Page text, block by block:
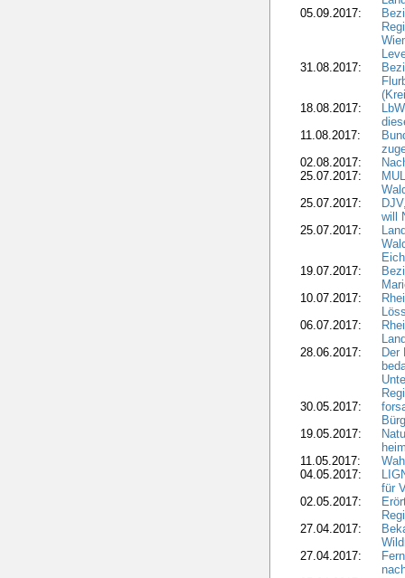
05.09.2017:
31.08.2017:
18.08.2017:
11.08.2017:
02.08.2017:
25.07.2017:
25.07.2017:
will
25.07.2017:
19.07.2017:
10.07.2017:
06.07.2017:
28.06.2017:
Der
30.05.2017:
19.05.2017:
11.05.2017:
04.05.2017:
für
02.05.2017:
27.04.2017:
27.04.2017: